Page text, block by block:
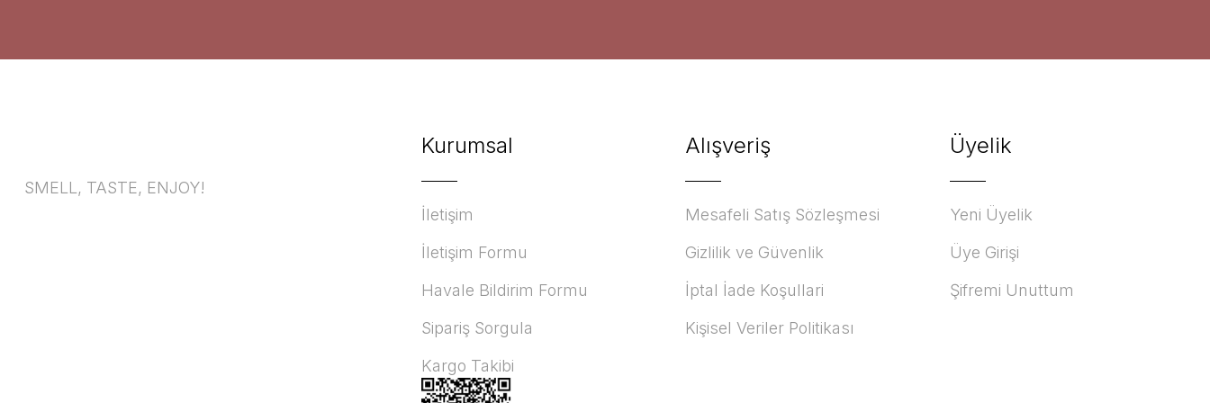
SMELL, TASTE, ENJOY!
Kurumsal
İletişim
İletişim Formu
Havale Bildirim Formu
Sipariş Sorgula
Kargo Takibi
Alışveriş
Mesafeli Satış Sözleşmesi
Gizlilik ve Güvenlik
İptal İade Koşullari
Kişisel Veriler Politikası
Üyelik
Yeni Üyelik
Üye Girişi
Şifremi Unuttum